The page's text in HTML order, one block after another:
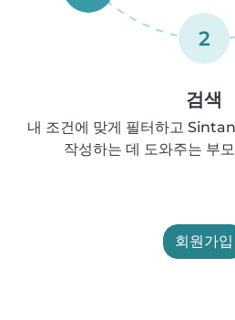
2
검색
내 조건에 맞게 필터하고
작성하는 데 도와주는 부
회원가입